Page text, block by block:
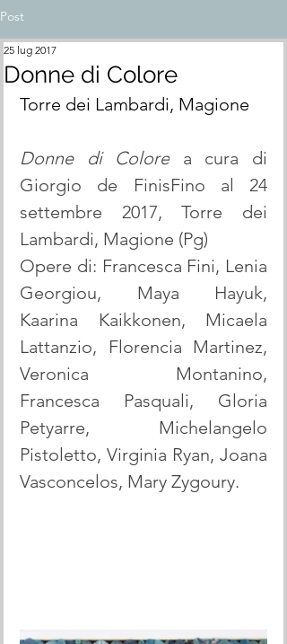
Post
Donne di Colore
25 lug 2017
Torre dei Lambardi, Magione
Donne di Colore a cura di
Giorgio de FinisFino al 24
settembre 2017, Torre dei
Lambardi, Magione (Pg)
Opere di: Francesca Fini, Lenia
Georgiou, Maya Hayuk,
Kaarina Kaikkonen, Micaela
Lattanzio, Florencia Martinez,
Veronica Montanino,
Francesca Pasquali, Gloria
Petyarre, Michelangelo
Pistoletto, Virginia Ryan, Joana
Vasconcelos, Mary Zygoury.